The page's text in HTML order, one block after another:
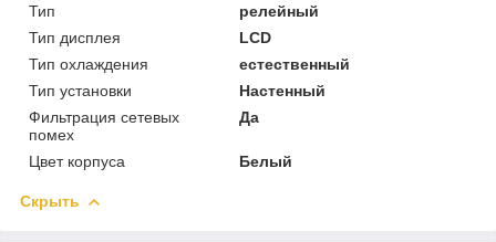
Тип
релейный
Тип дисплея
LCD
Тип охлаждения
естественный
Тип установки
Настенный
Фильтрация сетевых
помех
Да
Цвет корпуса Белый
Скрыть